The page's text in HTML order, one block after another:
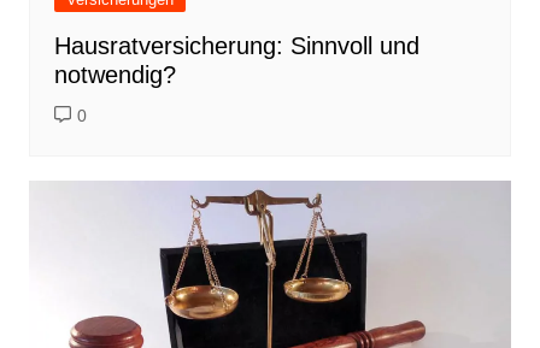
Hausratversicherung: Sinnvoll und
notwendig?
0